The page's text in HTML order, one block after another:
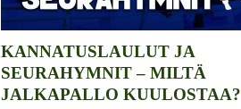
KANNATUSLAULUT JA
SEURAHYMNIT – MILTÄ
JALKAPALLO KUULOSTAA?